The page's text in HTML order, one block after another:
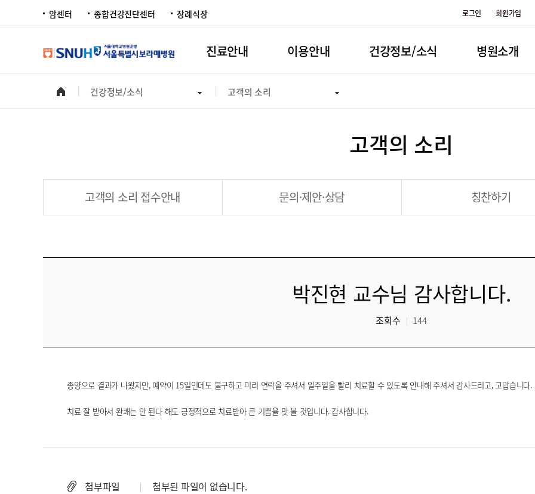
암센터 종합건강진단센터 장례식장 로그인 회원가입
진료안내 이용안내 건강정보/소식 병원소개
건강정보/소식 고객의 소리
고객의 소리
고객의 소리 접수안내 문의·제안·상담 칭찬하기
박진현 교수님 감사합니다.
조회수 144
종양으로 결과가 나왔지만, 예약이 15일인데도 불구하고 미리 연락을 주셔서 일주일을 빨리 치료할 수 있도록 안내해 주셔서 감사드리고, 고맙습니다.
치료 잘 받아서 완쾌는 안 된다 해도 긍정적으로 치료받아 큰 기쁨을 맛 볼 것입니다. 감사합니다.
첨부파일 첨부된 파일이 없습니다.